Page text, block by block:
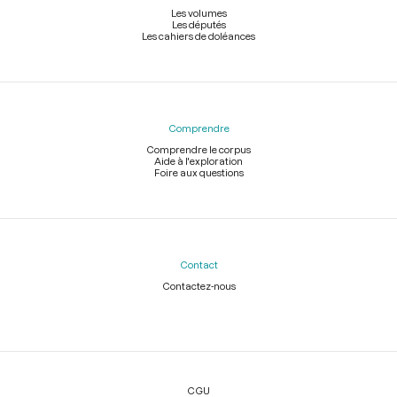
Les volumes
Les députés
Les cahiers de doléances
Comprendre
Comprendre le corpus
Aide à l'exploration
Foire aux questions
Contact
Contactez-nous
Légal
CGU